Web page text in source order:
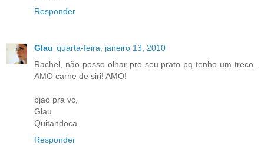
Responder
Glau quarta-feira, janeiro 13, 2010
Rachel, não posso olhar pro seu prato pq tenho um treco..
AMO carne de siri! AMO!
bjao pra vc,
Glau
Quitandoca
Responder